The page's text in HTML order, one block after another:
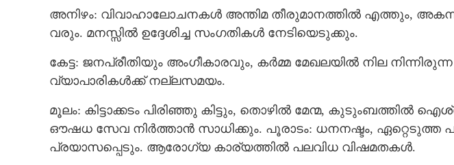
അനിഴം: വിവാഹാലോചനകള്‍ അന്തിമ തീരുമാനത്തിൽ എത്തും,
വരും. മനസ്സില്‍ ഉദ്ദേശിച്ച സംഗതികള്‍ നേടിയെടുക്കും.
കേട്ട: ജനപ്രീതിയും അംഗീകാരവും, കര്‍മ്മ മേഖലയില്‍ നില
വ്യാപാരികള്‍ക്ക് നല്ലസമയം.
മൂലം: കിട്ടാക്കടം പിരിഞ്ഞു കിട്ടും, തൊഴില്‍ മേന്മ, കുടുംബത്തില്‍
ഔഷധ സേവ നിര്‍ത്താന്‍ സാധിക്കും. പൂരാടം: ധനനഷ്ടം, ഏറ്റെടുത്ത
പ്രയാസപ്പെടും. ആരോഗ്യ കാര്യത്തില്‍ പലവിധ വിഷമതകള്‍.